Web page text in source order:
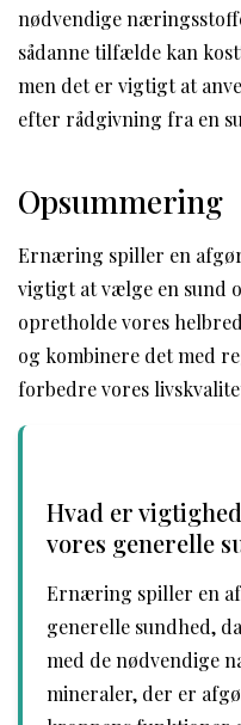
nødvendige
sådanne tilfælde kan
men det er vigtigt at
efter rådgivning fra en
Opsummering
Ernæring spiller en
vigtigt at vælge en sund
opretholde vores
og kombinere det med
forbedre vores
Hvad er
vores generelle
Ernæring spiller en
generelle sundhed,
med de nødvendige
mineraler, der er